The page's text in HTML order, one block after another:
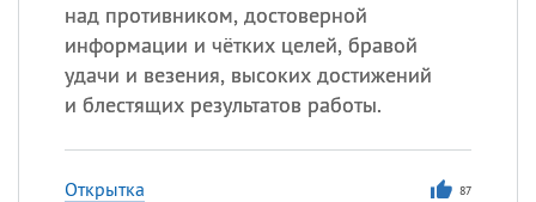
над противником, достоверной
информации и чётких целей, бравой
удачи и везения, высоких достижений
и блестящих результатов работы.
Открытка 87